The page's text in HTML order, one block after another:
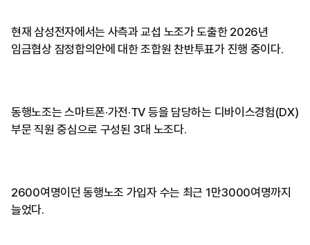
현재 삼성전자에서는 사측과 교섭 노조가 도출한 2026년
임금협상 잠정합의안에 대한 조합원 찬반투표가 진행 중이다.
동행노조는 스마트폰·가전·TV 등을 담당하는 디바이스경험(DX)
부문 직원 중심으로 구성된 3대 노조다.
2600여명이던 동행노조 가입자 수는 최근 1만3000여명까지
늘었다.